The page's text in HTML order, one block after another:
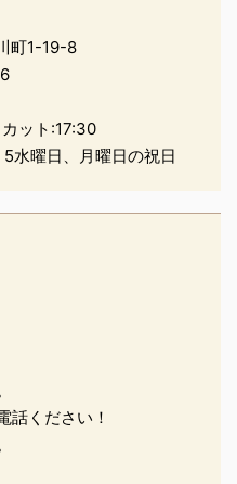
町1-19-8
ット:17:30
水曜日、月曜日の祝日
話ください！